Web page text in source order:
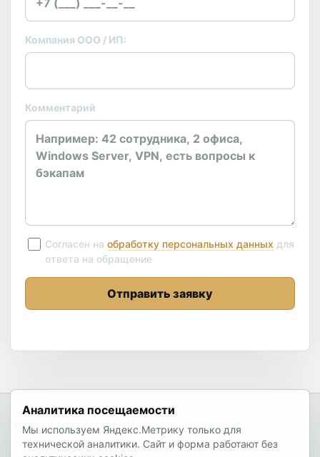
Компания ООО / ИП:
Комментарий
Согласен на обработку персональных данных для
ответа на обращение
Отправить заявку
wedoit.pro
IT-аутсорсинг, интеграция, консалтинг · г. Москва
Аналитика посещаемости
Мы используем Яндекс.Метрику только для
технической аналитики. Сайт и форма работают без